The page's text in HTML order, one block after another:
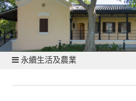
永續生活及農業